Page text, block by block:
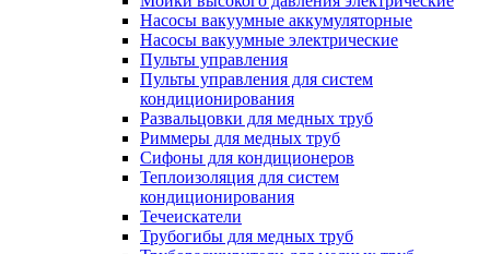
Насосы вакуумные аккумуляторные
Насосы вакуумные электрические
Пульты управления
Пульты управления для систем
кондиционирования
Развальцовки для медных труб
Риммеры для медных труб
Сифоны для кондиционеров
Теплоизоляция для систем
кондиционирования
Течеискатели
Трубогибы для медных труб